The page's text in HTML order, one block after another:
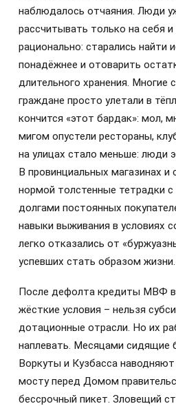
наблюдалось отчаяния. Люди
рассчитывать только на себя и
рационально: старались найти
понадёжнее и отоварить
длительного хранения. Многие
граждане просто улетали в
кончится «этот бардак»: мол,
мигом опустели рестораны,
на улицах стало меньше: люди
В провинциальных магазинах и
нормой толстенные тетрадки
долгами постоянных
навыки выживания в условиях
легко отказались от
успевших стать образом жизни.
После дефолта кредиты МВФ
жёсткие условия – нельзя
дотационные отрасли. Но их
наплевать. Месяцами сидящие
Воркуты и Кузбасса
мосту перед Домом
бессрочный пикет. Зловещий